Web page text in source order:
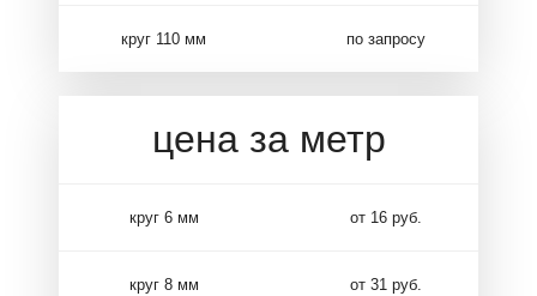
круг 110 мм по запросу
цена за метр
круг 6 мм от 16 руб.
круг 8 мм от 31 руб.